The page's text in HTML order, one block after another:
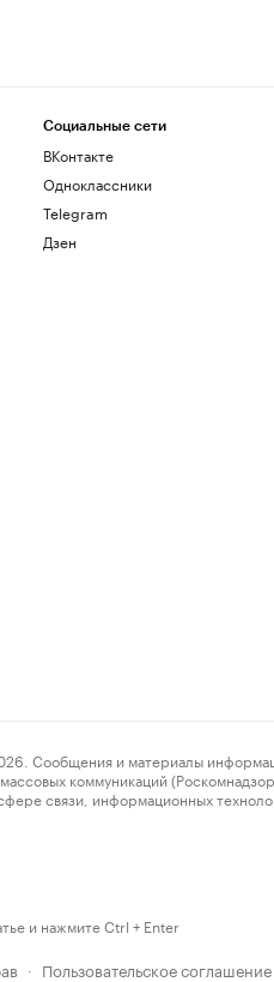
Социальные сети
ВКонтакте
Одноклассники
Telegram
Дзен
и материалы
коммуникаций
связи, информационных
и нажмите Ctrl + Enter
· Пользовательское соглашение